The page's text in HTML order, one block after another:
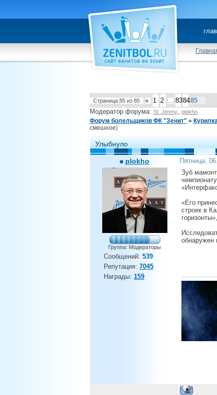
Страница 85 из 85 « 1 2 838485
Модератор форума: St_Jimmy, plokho
Форум болельщиков ФК "Зенит" »
смешное)
Улыбнуло
plokho
Группа: Модераторы
Сообщений: 539
Репутация: 7045
Награды: 159
Пятница,
Зуб
«Его
строек в
обнаружен